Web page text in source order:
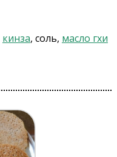
кинза, соль, масло гхи